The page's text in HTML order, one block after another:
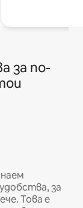
за по-
за
Това е